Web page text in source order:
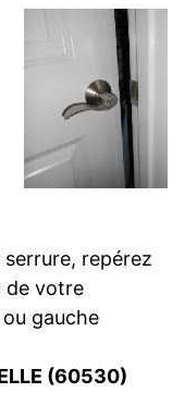
repérez
de votre
gauche
(60530)